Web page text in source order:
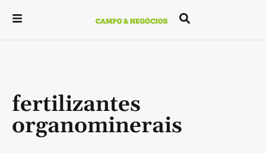
fertilizantes
organominerais